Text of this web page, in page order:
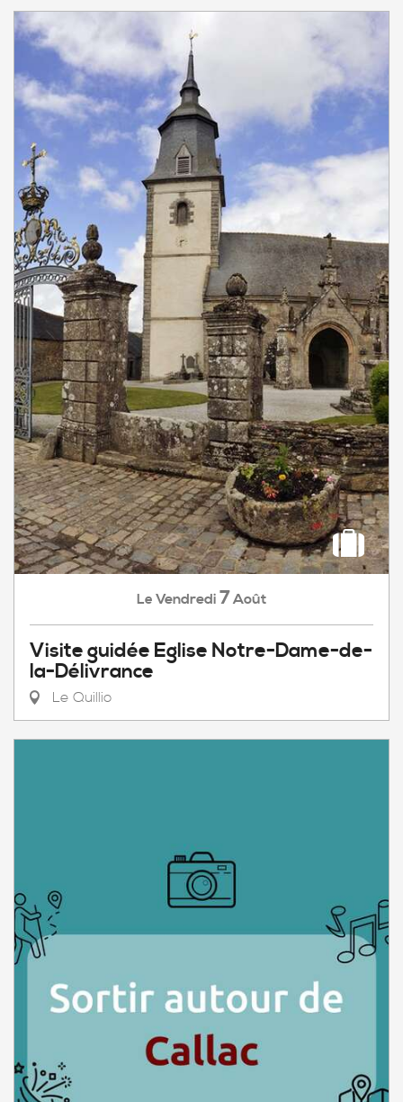
Le Vendredi 7Août
Visite guidée Eglise Notre-Dame-de-
la-Délivrance
Le Quillio